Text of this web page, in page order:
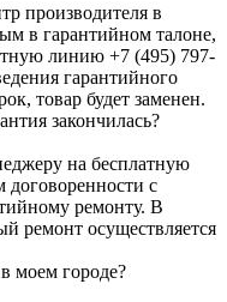
производителя в
в гарантийном талоне,
линию +7 (495) 797-
гарантийного
товар будет заменен.
закончилась?
на бесплатную
с
ремонту. В
ремонт осуществляется
моем городе?